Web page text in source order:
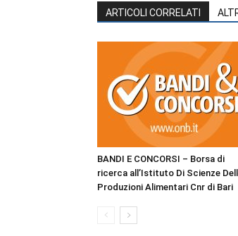
ARTICOLI CORRELATI
BANDI E CONCORSI – Borsa di
ricerca all’Istituto Di Scienze
Produzioni Alimentari Cnr di Bari